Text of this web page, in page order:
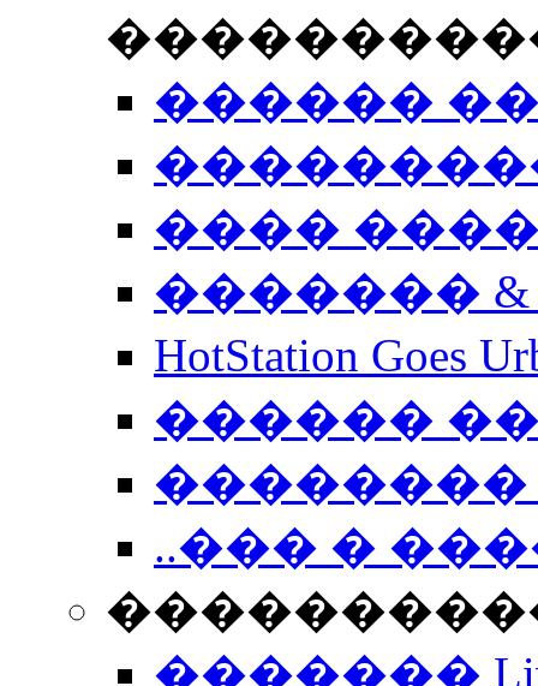
������
����
�������
HotStation
������
��������
..��� �
����������
�������